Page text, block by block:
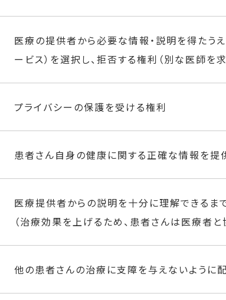
医療の提供者から必要な情報・説明を得たう
ービス）を選択し、拒否する権利（別な医師を
プライバシーの保護を受ける権利
患者さん自身の健康に関する正確な情報を提
医療提供者からの説明を十分に理解できるま
（治療効果を上げるため、患者さんは医療者
他の患者さんの治療に支障を与えないように